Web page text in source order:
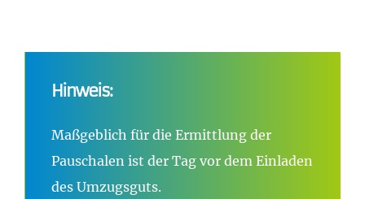
Hinweis:
Maßgeblich für die Ermittlung der
Pauschalen ist der Tag vor dem Einladen
des Umzugsguts.